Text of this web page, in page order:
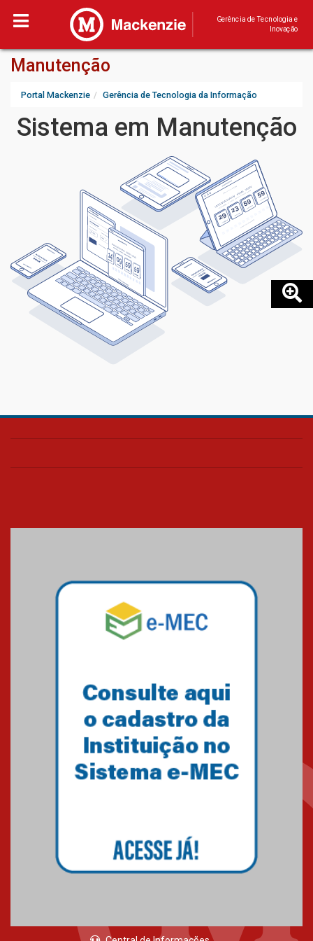
Gerência de Tecnologia e
Inovação
Manutenção
Portal Mackenzie Gerência de Tecnologia da Informação
Sistema em Manutenção